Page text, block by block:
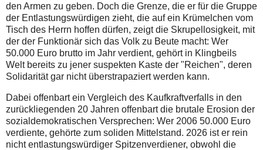
den Armen zu geben. Doch die Grenze, die er für die Gruppe
der Entlastungswürdigen zieht, die auf ein Krümelchen vom
Tisch des Herrn hoffen dürfen, zeigt die Skrupellosigkeit, mit
der der Funktionär sich das Volk zu Beute macht: Wer
50.000 Euro brutto im Jahr verdient, gehört in Klingbeils
Welt bereits zu jener suspekten Kaste der "Reichen", deren
Solidarität gar nicht überstrapaziert werden kann.
Dabei offenbart ein Vergleich des Kaufkraftverfalls in den
zurückliegenden 20 Jahren offenbart die brutale Erosion der
sozialdemokratischen Versprechen: Wer 2006 50.000 Euro
verdiente, gehörte zum soliden Mittelstand. 2026 ist er rein
nicht entlastungswürdiger Spitzenverdiener, obwohl die